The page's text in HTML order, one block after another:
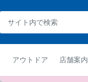
アウトドア 店舗案内